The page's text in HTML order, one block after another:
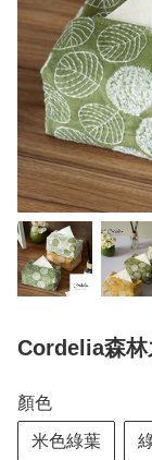
Cordelia森林
顏色
米色綠葉